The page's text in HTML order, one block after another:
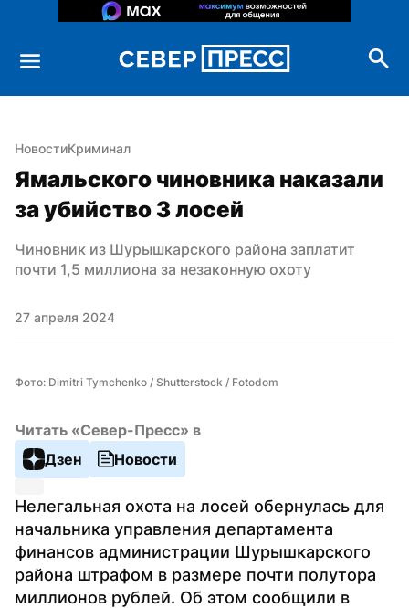
НовостиКриминал
Ямальского чиновника наказали
за убийство 3 лосей
Чиновник из Шурышкарского района заплатит
почти 1,5 миллиона за незаконную охоту
27 апреля 2024
Фото: Dimitri Tymchenko / Shutterstock / Fotodom
Читать «Север-Пресс» в
Дзен
Новости
Нелегальная охота на лосей обернулась для
начальника управления департамента
финансов администрации Шурышкарского
района штрафом в размере почти полутора
миллионов рублей. Об этом сообщили в